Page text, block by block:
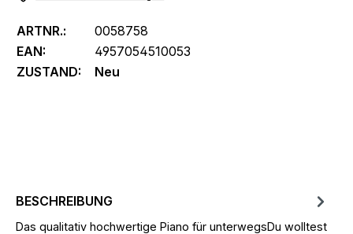
ARTNR.:
0058758
EAN:
4957054510053
ZUSTAND:
Neu
BESCHREIBUNG
Das qualitativ hochwertige Piano für unterwegsDu wolltest